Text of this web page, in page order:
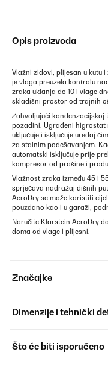
Opis proizvoda
Vlažni zidovi, plijesan u kutu
je vlaga preuzela kontrolu
zraka uklanja do 10 l vlage
skladišni prostor od trajnih
Zahvaljujući
pozadini. Ugrađeni higrostat
uključuje i isključuje uređaj
za stalnim podešavanjem.
automatski isključuje prije
kompresor od prašine i
Vlažnost zraka između 45 i
sprječava nadražaj dišnih
AeroDry se može koristiti
pouzdano kao i u garaži,
Naručite Klarstein AeroDry
doma od vlage i plijesni.
Značajke
Dimenzije i tehnički
Što će biti isporučeno